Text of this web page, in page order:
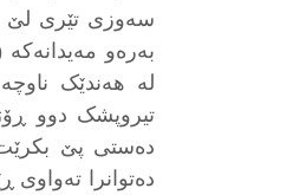
سەوزی تێری لێ
بەرەو
لە هەندێک
تیروپشک دوو
دەستی پێ
دەتوانرا